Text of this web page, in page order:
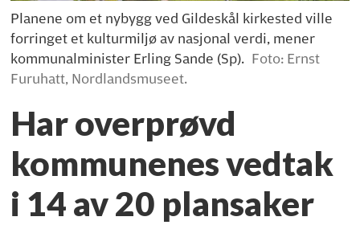
Planene om et nybygg ved Gildeskål kirkested ville
forringet et kulturmiljø av nasjonal verdi, mener
kommunalminister Erling Sande (Sp). Foto: Ernst
Furuhatt, Nordlandsmuseet.
Har overprøvd
kommunenes vedtak
i 14 av 20 plansaker